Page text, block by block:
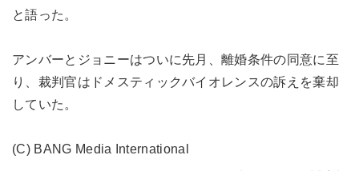
と語った。
アンバーとジョニーはついに先月、離婚条件の同意に至
り、裁判官はドメスティックバイオレンスの訴えを棄却
していた。
(C) BANG Media International